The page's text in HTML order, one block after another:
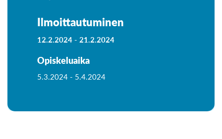
Ilmoittautuminen
12.2.2024 - 21.2.2024
Opiskeluaika
5.3.2024 - 5.4.2024